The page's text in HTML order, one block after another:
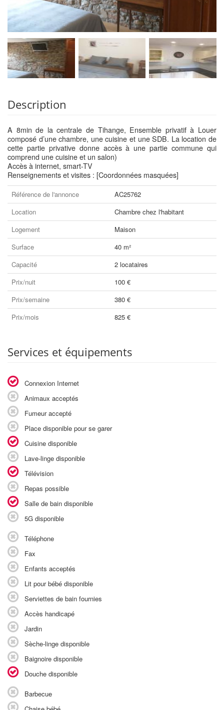
Description
A 8min de la centrale de Tihange, Ensemble privatif à Louer
composé d’une chambre, une cuisine et une SDB. La location de
cette partie privative donne accès à une partie commune qui
comprend une cuisine et un salon)
Accès à internet, smart-TV
Renseignements et visites : [Coordonnées masquées]
Référence de l'annonce
AC25762
Location
Chambre chez l'habitant
Logement
Maison
Surface
40 m²
Capacité
2 locataires
Prix/nuit
100 €
Prix/semaine
380 €
Prix/mois
825 €
Services et équipements
Connexion Internet
Animaux acceptés
Fumeur accepté
Place disponible pour se garer
Cuisine disponible
Lave-linge disponible
Télévision
Repas possible
Salle de bain disponible
5G disponible
Téléphone
Fax
Enfants acceptés
Lit pour bébé disponible
Serviettes de bain fournies
Accès handicapé
Jardin
Sèche-linge disponible
Baignoire disponible
Douche disponible
Barbecue